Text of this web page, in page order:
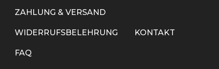
ZAHLUNG & VERSAND
WIDERRUFSBELEHRUNG KONTAKT
FAQ